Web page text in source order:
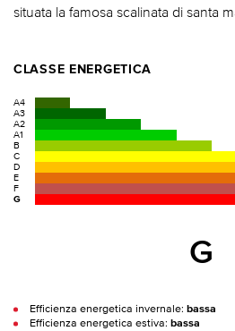
situata la famosa scalinata di santa
CLASSE ENERGETICA
A4
A3
A2
A1
B
C
D
E
F
G
G
Efficienza energetica invernale: bassa
Efficienza energetica estiva: bassa